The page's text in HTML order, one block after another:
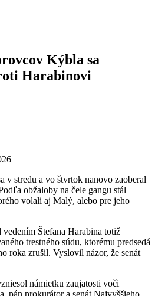
Kýbla sa
Harabinovi
v stredu a vo štvrtok nanovo zaoberal
obžaloby na čele gangu stál
volali aj Malý, alebo pre jeho
Štefana Harabina totiž
trestného súdu, ktorému predsedá
roka zrušil. Vyslovil názor, že senát
námietku zaujatosti voči